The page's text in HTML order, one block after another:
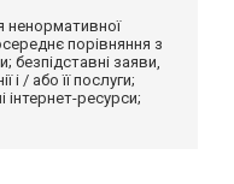
ненормативної
порівняння з
заяви,
/ або її послуги;
ресурси;